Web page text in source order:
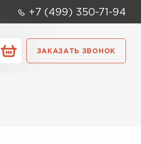
+7 (499) 350-71-94
ЗАКАЗАТЬ ЗВОНОК